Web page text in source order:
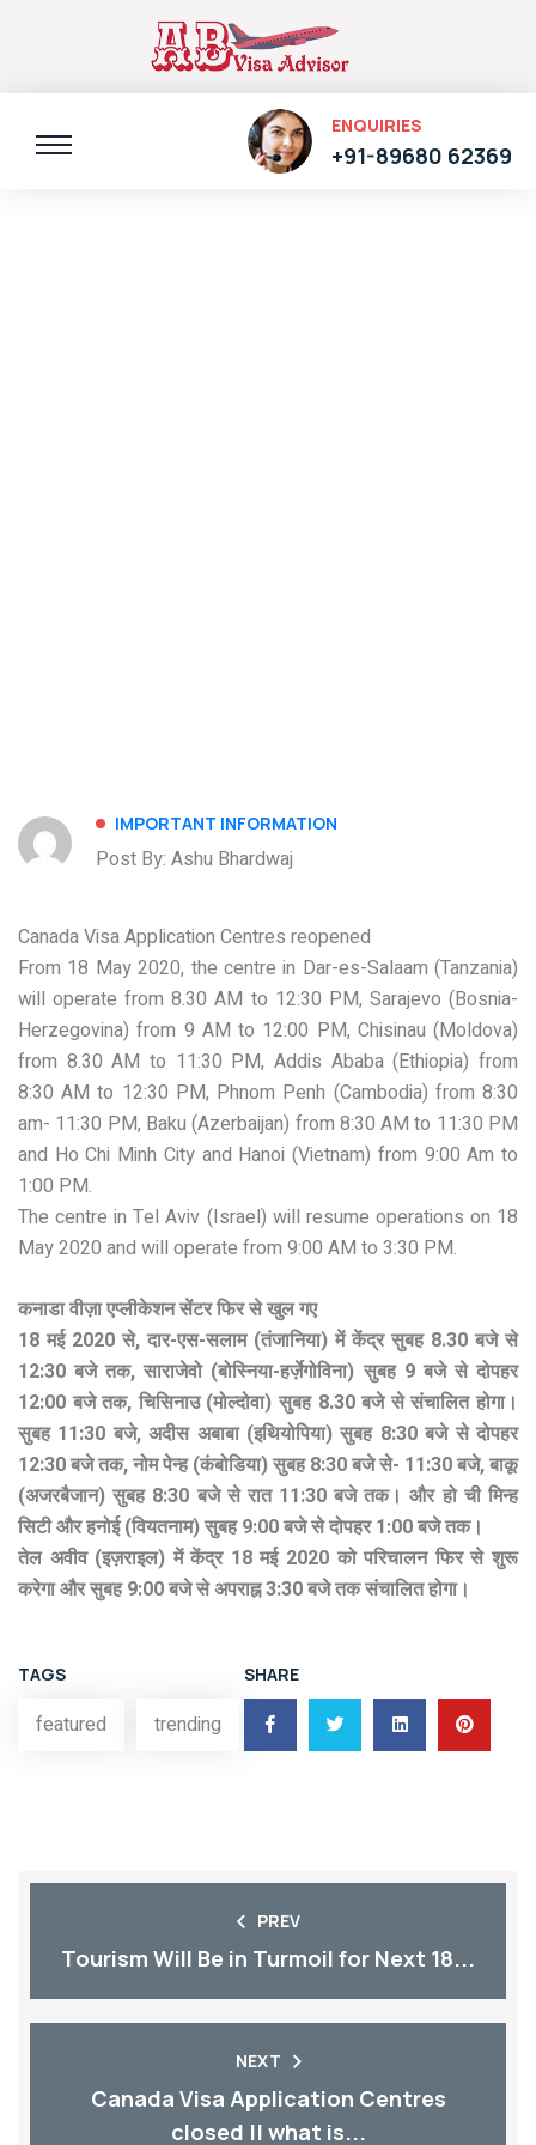
ENQUIRIES
+91-89680 62369
IMPORTANT INFORMATION
Post By: Ashu Bhardwaj
Canada Visa Application Centres reopened
From 18 May 2020, the centre in Dar-es-Salaam (Tanzania)
will operate from 8.30 AM to 12:30 PM, Sarajevo (Bosnia-
Herzegovina) from 9 AM to 12:00 PM, Chisinau (Moldova)
from 8.30 AM to 11:30 PM, Addis Ababa (Ethiopia) from
8:30 AM to 12:30 PM, Phnom Penh (Cambodia) from 8:30
am- 11:30 PM, Baku (Azerbaijan) from 8:30 AM to 11:30 PM
and Ho Chi Minh City and Hanoi (Vietnam) from 9:00 Am to
1:00 PM.
The centre in Tel Aviv (Israel) will resume operations on 18
May 2020 and will operate from 9:00 AM to 3:30 PM.
कनाडा वीज़ा एप्लीकेशन सेंटर फिर से खुल गए
18 मई 2020 से, दार-एस-सलाम (तंजानिया) में केंद्र सुबह 8.30 बजे से
12:30 बजे तक, साराजेवो (बोस्निया-हर्ज़ेगोविना) सुबह 9 बजे से दोपहर
12:00 बजे तक, चिसिनाउ (मोल्दोवा) सुबह 8.30 बजे से संचालित होगा।
सुबह 11:30 बजे, अदीस अबाबा (इथियोपिया) सुबह 8:30 बजे से दोपहर
12:30 बजे तक, नोम पेन्ह (कंबोडिया) सुबह 8:30 बजे से- 11:30 बजे, बाकू
(अजरबैजान) सुबह 8:30 बजे से रात 11:30 बजे तक। और हो ची मिन्ह
सिटी और हनोई (वियतनाम) सुबह 9:00 बजे से दोपहर 1:00 बजे तक।
तेल अवीव (इज़राइल) में केंद्र 18 मई 2020 को परिचालन फिर से शुरू
करेगा और सुबह 9:00 बजे से अपराह्न 3:30 बजे तक संचालित होगा।
TAGS
featured trending
SHARE
PREV
Tourism Will Be in Turmoil for Next 18...
NEXT
Canada Visa Application Centres
closed || what is...